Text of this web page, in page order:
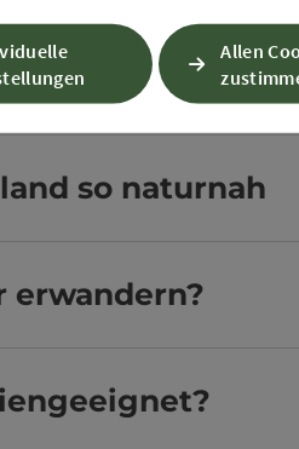
so naturnah
erwandern?
Allen